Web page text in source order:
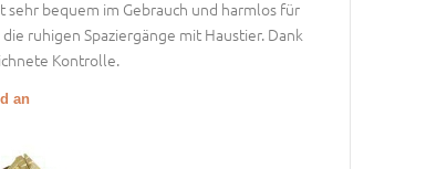
bequem im Gebrauch und harmlos für
ruhigen Spaziergänge mit Haustier. Dank
Kontrolle.
an